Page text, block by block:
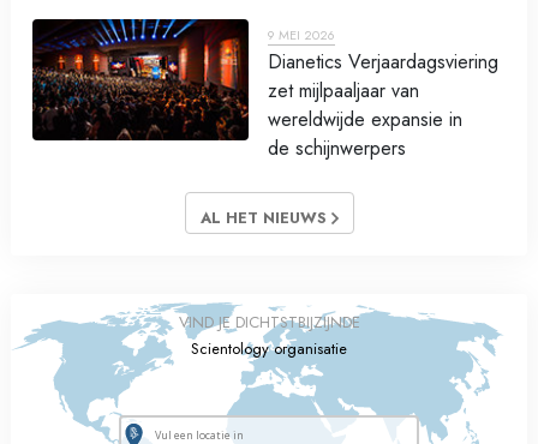
9 MEI 2026
Dianetics Verjaardagsviering
zet mijlpaaljaar van
wereldwijde expansie in
de schijnwerpers
AL HET NIEUWS
VIND JE DICHTSTBIJZIJNDE
Scientology organisatie